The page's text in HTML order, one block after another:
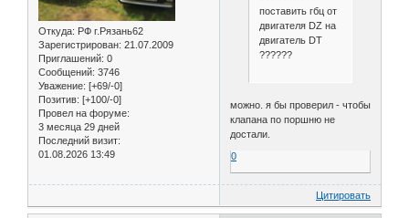
Откуда: РФ г.Рязань62
Зарегистрирован: 21.07.2009
Приглашений: 0
Сообщений: 3746
Уважение: [+69/-0]
Позитив: [+100/-0]
Провел на форуме:
3 месяца 29 дней
Последний визит:
01.08.2026 13:49
поставить гбц от
двигателя DZ на
двигатель DT
??????
можно. я бы проверил - чтобы
клапана по поршню не
достали.
0
Цитировать